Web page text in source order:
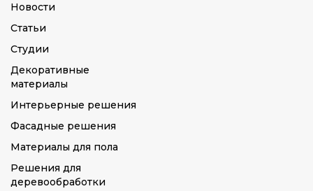
Новости
Статьи
Студии
Декоративные
материалы
Интерьерные решения
Фасадные решения
Материалы для пола
Решения для
деревообработки